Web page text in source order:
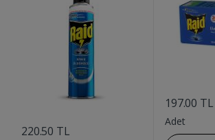
220.50 TL
197.00 TL
Adet